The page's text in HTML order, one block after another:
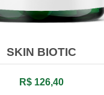
SKIN BIOTIC
R$ 126,40